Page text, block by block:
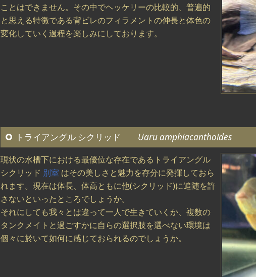
ことはできません。その中でヘッケリーの比較的、普遍的
と思える特徴である背ビレのフィラメントの伸長と体色の
変化していく過程を楽しみにしております。
トライアングル シクリッド Uaru amphiacanthoides
現状の水槽下における最優位な存在であるトライアングル
シクリッド 別室 はその美しさと魅力を存分に発揮しておら
れます。現在は体長、体高ともに他(シクリッド)に追随を許
さないといったところでしょうか。
それにしても我々とは違って一人で生きていくか、複数の
タンクメイトと過ごすかに自らの選択肢を選べない環境は
個々に於いて如何に感じておられるのでしょうか。